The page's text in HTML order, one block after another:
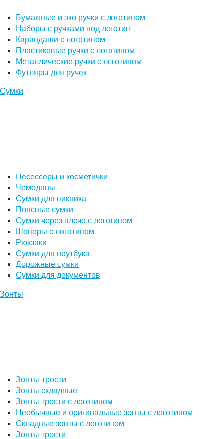
Бумажные и эко ручки с логотипом
Наборы с ручками под логотип
Карандаши с логотипом
Пластиковые ручки с логотипом
Металлические ручки с логотипом
Футляры для ручек
Сумки
Несессеры и косметички
Чемоданы
Сумки для пикника
Поясные сумки
Сумки через плечо с логотипом
Шоперы с логотипом
Рюкзаки
Сумки для ноутбука
Дорожные сумки
Сумки для документов
Зонты
Зонты-трости
Зонты складные
Зонты трости с логотипом
Необычные и оригинальные зонты с логотипом
Складные зонты с логотипом
Зонты трости